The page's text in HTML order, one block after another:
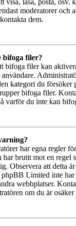
visa, läsa, posta, osv.
moderatorer och
dem.
filer?
bifoga filer kan
kategori du försöker
bifoga filer.
varför du inte kan
har egna regler
har brutit mot en regel
Observera att detta
phpBB Limited inte
webbplatser.
om du är